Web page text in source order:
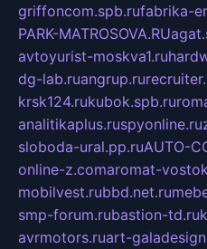
griffoncom.spb.rufabrika-
PARK-MATROSOVA.RU
avtoyurist-moskva1.ru
dg-lab.ruangrup.ru
krsk124.rukubok.spb.ru
analitikaplus.ruspyonline.ru
sloboda-ural.pp.ruAUTO-
online-z.comaromat-
mobilvest.rubbd.net.ru
smp-forum.rubastion-td.ru
avrmotors.ruart-